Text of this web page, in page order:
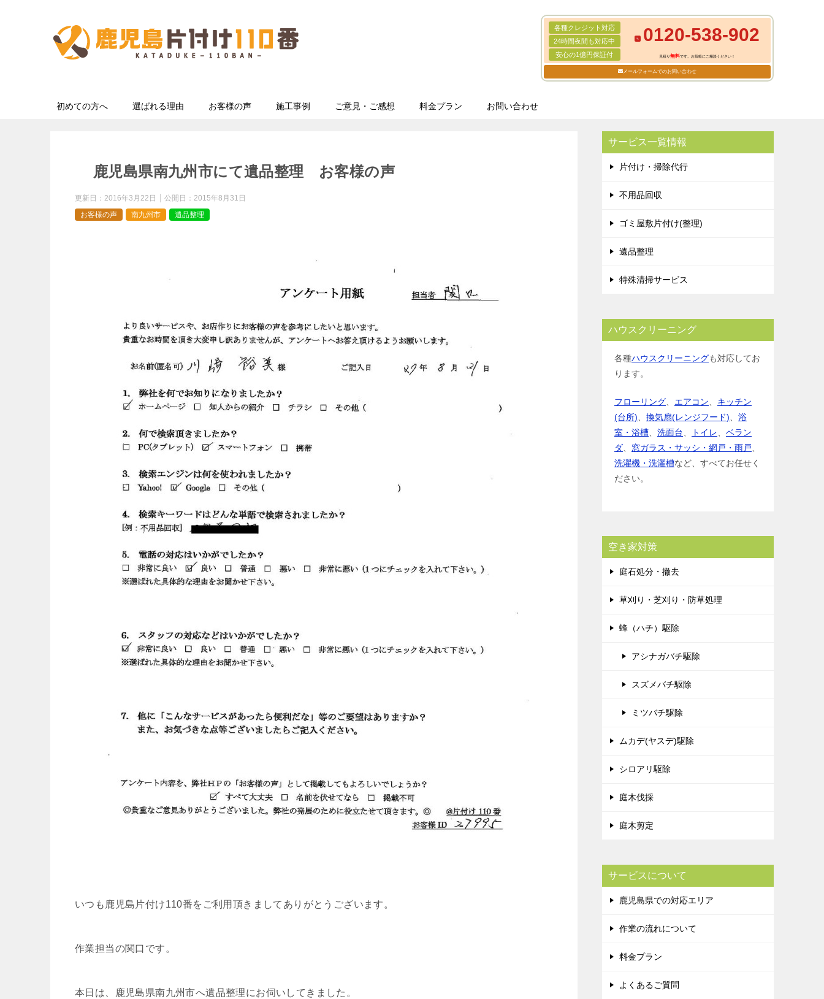
各種クレジット対応
24時間夜間も対応中
安心の1億円保証付
0120-538-902
見積り無料です。お気軽にご相談ください！
メールフォームでのお問い合わせ
初めての方へ 選ばれる理由 お客様の声 施工事例 ご意見・ご感想 料金プラン お問い合わせ
鹿児島県南九州市にて遺品整理 お客様の声
更新日： 2016年3月22日 公開日： 2015年8月31日
お客様の声
南九州市 遺品整理
いつも鹿児島片付け110番をご利用頂きましてありがとうございます。
作業担当の関口です。
本日は、鹿児島県南九州市へ遺品整理にお伺いしてきました。
サービス一覧情報
片付け・掃除代行
不用品回収
ゴミ屋敷片付け(整理)
遺品整理
特殊清掃サービス
ハウスクリーニング
各種ハウスクリーニングも対応してお
ります。
フローリング エアコン
キッチン
(台所)
換気扇(レンジフード)
浴
室・浴槽
洗面台 トイレ
ベラン
ダ
窓ガラス・サッシ・網戸・雨戸
洗濯機・洗濯槽など、すべてお任せく
ださい。
空き家対策
庭石処分・撤去
草刈り・芝刈り・防草処理
蜂（ハチ）駆除
アシナガバチ駆除
スズメバチ駆除
ミツバチ駆除
ムカデ(ヤスデ)駆除
シロアリ駆除
庭木伐採
庭木剪定
サービスについて
鹿児島県での対応エリア
作業の流れについて
料金プラン
よくあるご質問